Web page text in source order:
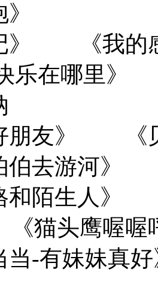
记》 《我
乐在哪里》
好朋友》
伯去游河》
和陌生人
头鹰喔喔
当当-有妹